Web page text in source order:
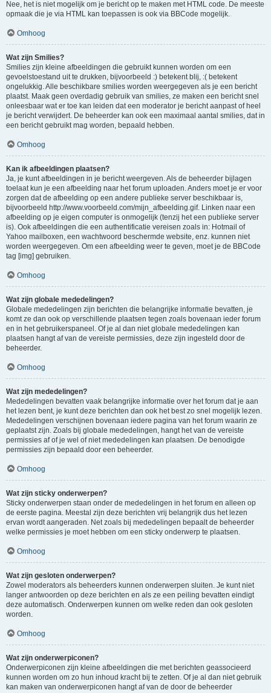
Nee, het is niet mogelijk om je bericht op te maken met HTML code. De meeste
opmaak die je via HTML kan toepassen is ook via BBCode mogelijk.
Omhoog
Wat zijn Smilies?
Smilies zijn kleine afbeeldingen die gebruikt kunnen worden om een
gevoelstoestand uit te drukken, bijvoorbeeld :) betekent blij, :( betekent
ongelukkig. Alle beschikbare smilies worden weergegeven als je een bericht
plaatst. Maak geen overdadig gebruik van smilies, ze maken een bericht snel
onleesbaar wat er toe kan leiden dat een moderator je bericht aanpast of heel
je bericht verwijdert. De beheerder kan ook een maximaal aantal smilies, dat in
een bericht gebruikt mag worden, bepaald hebben.
Omhoog
Kan ik afbeeldingen plaatsen?
Ja, je kunt afbeeldingen in je bericht weergeven. Als de beheerder bijlagen
toelaat kun je een afbeelding naar het forum uploaden. Anders moet je er voor
zorgen dat de afbeelding op een andere publieke server beschikbaar is,
bijvoorbeeld http://www.voorbeeld.com/mijn_afbeelding.gif. Linken naar een
afbeelding op je eigen computer is onmogelijk (tenzij het een publieke server
is). Ook afbeeldingen die een authentificatie vereisen zoals in: Hotmail of
Yahoo mailboxen, een wachtwoord beschermde website, enz. kunnen niet
worden weergegeven. Om een afbeelding weer te geven, moet je de BBCode
tag [img] gebruiken.
Omhoog
Wat zijn globale mededelingen?
Globale mededelingen zijn berichten die belangrijke informatie bevatten, je
komt ze dan ook op verschillende plaatsen tegen zoals bovenaan ieder forum
en in het gebruikerspaneel. Of je al dan niet globale mededelingen kan
plaatsen hangt af van de vereiste permissies, deze zijn ingesteld door de
beheerder.
Omhoog
Wat zijn mededelingen?
Mededelingen bevatten vaak belangrijke informatie over het forum dat je aan
het lezen bent, je kunt deze berichten dan ook het best zo snel mogelijk lezen.
Mededelingen verschijnen bovenaan iedere pagina van het forum waarin ze
geplaatst zijn. Zoals bij globale mededelingen, hangt het van de vereiste
permissies af of je wel of niet mededelingen kan plaatsen. De benodigde
permissies zijn bepaald door een beheerder.
Omhoog
Wat zijn sticky onderwerpen?
Sticky onderwerpen staan onder de mededelingen in het forum en alleen op
de eerste pagina. Meestal zijn deze berichten vrij belangrijk dus het lezen
ervan wordt aangeraden. Net zoals bij mededelingen bepaalt de beheerder
welke permissies je moet hebben om een sticky onderwerp te plaatsen.
Omhoog
Wat zijn gesloten onderwerpen?
Zowel moderators als beheerders kunnen onderwerpen sluiten. Je kunt niet
langer antwoorden op deze berichten en als ze een peiling bevatten eindigt
deze automatisch. Onderwerpen kunnen om welke reden dan ook gesloten
worden.
Omhoog
Wat zijn onderwerpiconen?
Onderwerpiconen zijn kleine afbeeldingen die met berichten geassocieerd
kunnen worden om zo hun inhoud kracht bij te zetten. Of je al dan niet gebruik
kan maken van onderwerpiconen hangt af van de door de beheerder